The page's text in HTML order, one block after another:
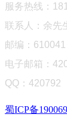
服务热线：
联系人：余先
邮编：610041
电子邮箱：
QQ：420792
蜀ICP备